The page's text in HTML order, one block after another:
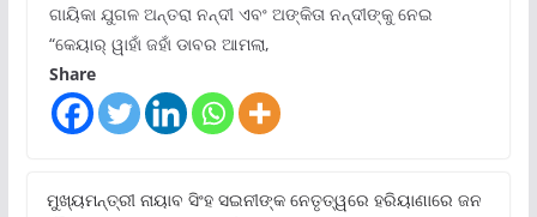
ଗାୟିକା ଯୁଗଳ ଅନ୍ତରା ନନ୍ଦୀ ଏବଂ ଅଙ୍କିତା ନନ୍ଦୀଙ୍କୁ ନେଇ
“କେୟାର୍ ୱାହାଁ ଜହାଁ ଡାବର ଆମଲା,
Share
ମୁଖ୍ୟମନ୍ତ୍ରୀ ନାୟାବ ସିଂହ ସଇନୀଙ୍କ ନେତୃତ୍ୱରେ ହରିୟାଣାରେ ଜନ